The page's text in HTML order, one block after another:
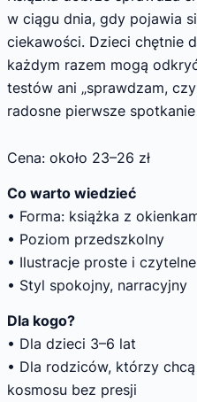
w ciągu dnia, gdy pojawia
ciekawości. Dzieci chętnie
każdym razem mogą
testów ani „sprawdzam,
radosne pierwsze
Cena: około 23–26 zł
Co warto wiedzieć
• Forma: książka z
• Poziom przedszkolny
• Ilustracje proste i czytelne
• Styl spokojny, narracyjny
Dla kogo?
• Dla dzieci 3–6 lat
• Dla rodziców, którzy
kosmosu bez presji